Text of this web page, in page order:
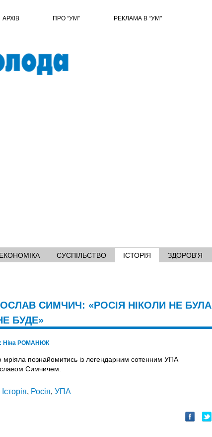
АРХІВ ПРО “УМ” РЕКЛАМА В “УМ"
ЕКОНОМІКА СУСПІЛЬСТВО ІСТОРІЯ ЗДОРОВ'Я
СИМЧИЧ: «РОСІЯ НІКОЛИ НЕ БУЛА
БУДЕ»
Ніна РОМАНЮК
мріяла познайомитись із легендарним сотенним УПА
Симчичем.
Історія, Росія, УПА